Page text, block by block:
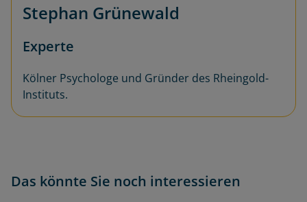
Stephan Grünewald
Experte
Kölner Psychologe und Gründer des Rheingold-
Instituts.
Das könnte Sie noch interessieren